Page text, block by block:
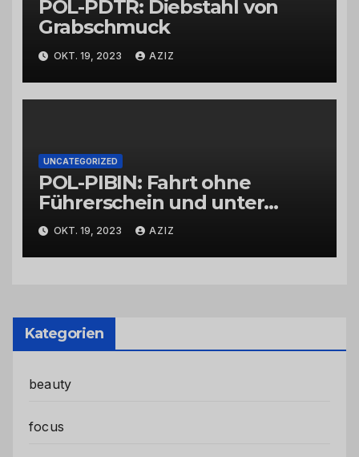
POL-PDTR: Diebstahl von
Grabschmuck
OKT. 19, 2023 AZIZ
UNCATEGORIZED
POL-PIBIN: Fahrt ohne
Führerschein und unter
Einfluss von Drogen
OKT. 19, 2023 AZIZ
Kategorien
beauty
focus